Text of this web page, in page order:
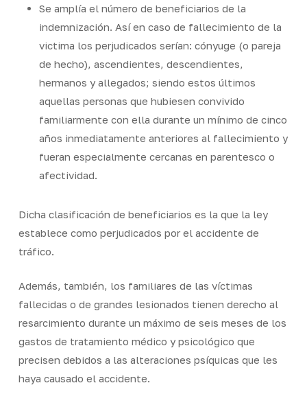
Se amplía el número de beneficiarios de la
indemnización. Así en caso de fallecimiento de la
victima los perjudicados serían: cónyuge (o pareja
de hecho), ascendientes, descendientes,
hermanos y allegados; siendo estos últimos
aquellas personas que hubiesen convivido
familiarmente con ella durante un mínimo de cinco
años inmediatamente anteriores al fallecimiento y
fueran especialmente cercanas en parentesco o
afectividad.
Dicha clasificación de beneficiarios es la que la ley
establece como perjudicados por el accidente de
tráfico.
Además, también, los familiares de las víctimas
fallecidas o de grandes lesionados tienen derecho al
resarcimiento durante un máximo de seis meses de los
gastos de tratamiento médico y psicológico que
precisen debidos a las alteraciones psíquicas que les
haya causado el accidente.